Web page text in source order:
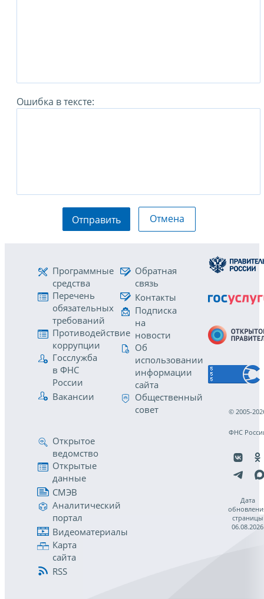
Ошибка в тексте:
Отправить Отмена
Программные
средства
Перечень
обязательных
требований
Противодействие
коррупции
Госслужба
в ФНС
России
Вакансии
Обратная
связь
Контакты
Подписка
на
новости
Об
использовании
информации
сайта
Общественный
совет
Открытое
ведомство
Открытые
данные
СМЭВ
Аналитический
портал
Видеоматериалы
Карта
сайта
RSS
© 2005-
ФНС
Дата
страницы
06.08.2026